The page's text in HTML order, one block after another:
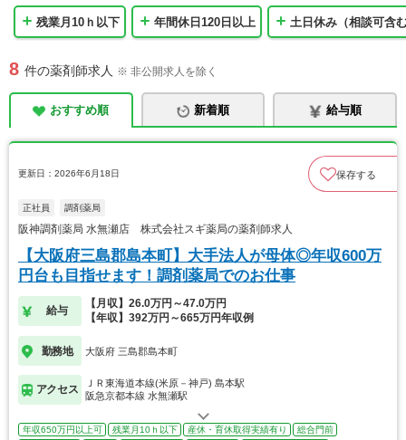
残業月10ｈ以下 年間休日120日以上 土日休み（相談可含
8 件の薬剤師求人 ※ 非公開求人を除く
おすすめ順 新着順 給与順
更新日：2026年6月18日 保存する
正社員 調剤薬局
阪神調剤薬局 水無瀬店 株式会社スギ薬局の薬剤師求人
【大阪府三島郡島本町】大手法人が母体◎年収600万
円台も目指せます！調剤薬局でのお仕事
給与
【月収】26.0万円～47.0万円
【年収】392万円～665万円年収例
勤務地 大阪府 三島郡島本町
アクセス
ＪＲ東海道本線(米原－神戸) 島本駅
阪急京都本線 水無瀬駅
年収650万円以上可 残業月10ｈ以下 産休・育休取得実績有り
総合門前